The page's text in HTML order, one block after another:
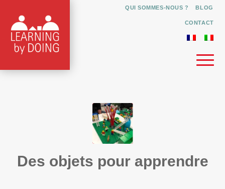
QUI SOMMES-NOUS ? BLOG
CONTACT
Des objets pour apprendre